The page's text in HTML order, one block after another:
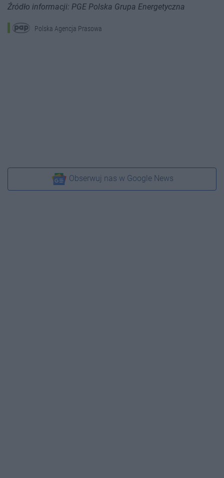
Źródło informacji: PGE Polska Grupa Energetyczna
Polska Agencja Prasowa
Obserwuj nas w Google News